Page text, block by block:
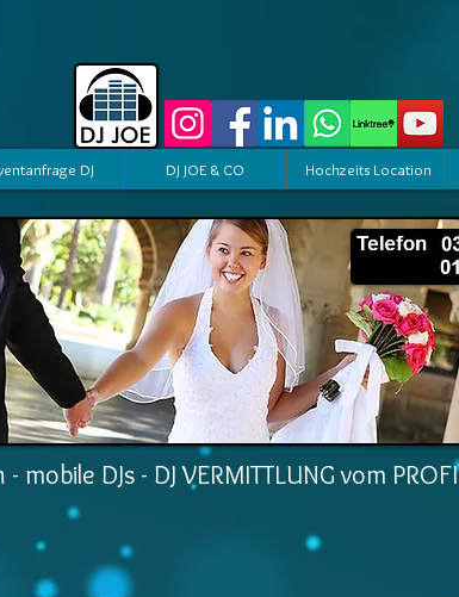
DJ DJ JOE & CO Hochzeits Location
mobile DJs - DJ VERMITTLUNG vom PROFI